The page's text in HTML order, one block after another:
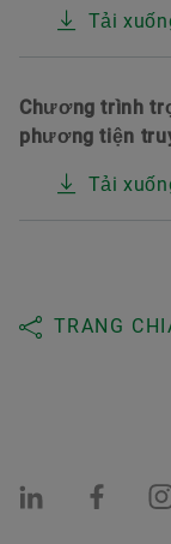
Tải
Chương trình
phương tiện
Tải
TRANG